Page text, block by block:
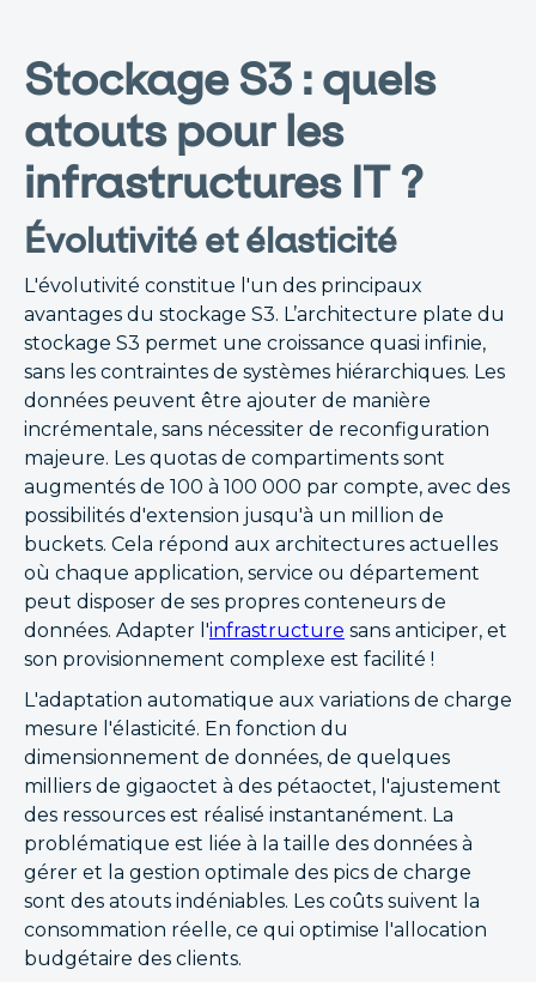
Stockage S3 : quels
atouts pour les
infrastructures IT ?
Évolutivité et élasticité
L'évolutivité constitue l'un des principaux
avantages du stockage S3. L’architecture plate du
stockage S3 permet une croissance quasi infinie,
sans les contraintes de systèmes hiérarchiques. Les
données peuvent être ajouter de manière
incrémentale, sans nécessiter de reconfiguration
majeure. Les quotas de compartiments sont
augmentés de 100 à 100 000 par compte, avec des
possibilités d'extension jusqu'à un million de
buckets. Cela répond aux architectures actuelles
où chaque application, service ou département
peut disposer de ses propres conteneurs de
données. Adapter l'infrastructure sans anticiper, et
son provisionnement complexe est facilité !
L'adaptation automatique aux variations de charge
mesure l'élasticité. En fonction du
dimensionnement de données, de quelques
milliers de gigaoctet à des pétaoctet, l'ajustement
des ressources est réalisé instantanément. La
problématique est liée à la taille des données à
gérer et la gestion optimale des pics de charge
sont des atouts indéniables. Les coûts suivent la
consommation réelle, ce qui optimise l'allocation
budgétaire des clients.